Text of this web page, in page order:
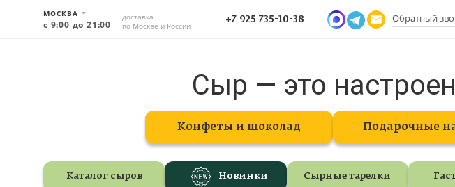
МОСКВА
с 9:00 до 21:00
доставка
по Москве и России
+7 925 735-10-38 Обратный
Сыр — это
Конфеты и шоколад Подарочные
Каталог сыров Новинки Сырные тарелки